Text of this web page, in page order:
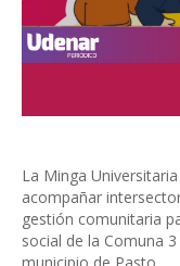
La Minga
acompañar
gestión comunitaria
social de la Comuna